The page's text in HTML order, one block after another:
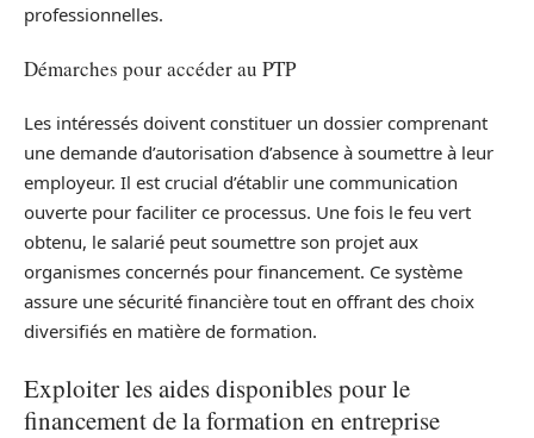
professionnelles.
Démarches pour accéder au PTP
Les intéressés doivent constituer un dossier comprenant
une demande d’autorisation d’absence à soumettre à leur
employeur. Il est crucial d’établir une communication
ouverte pour faciliter ce processus. Une fois le feu vert
obtenu, le salarié peut soumettre son projet aux
organismes concernés pour financement. Ce système
assure une sécurité financière tout en offrant des choix
diversifiés en matière de formation.
Exploiter les aides disponibles pour le
financement de la formation en entreprise